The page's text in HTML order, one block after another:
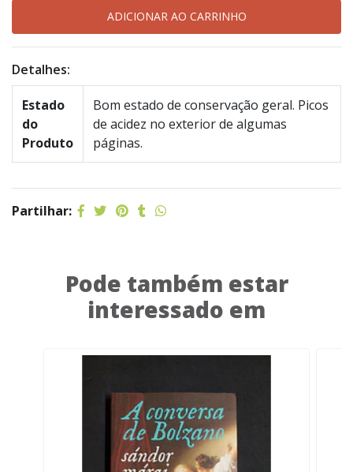
Detalhes:
Estado
do
Produto
Bom estado de conservação geral. Picos
de acidez no exterior de algumas
páginas.
Partilhar:
Pode também estar
interessado em